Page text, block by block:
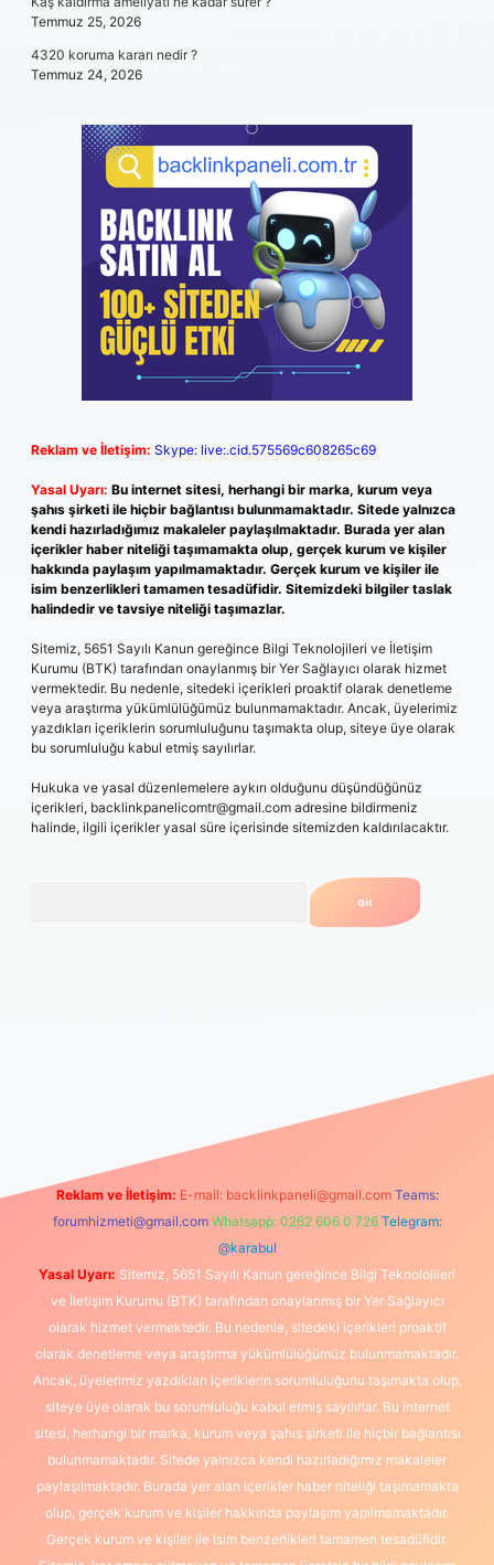
Temmuz 25, 2026
4320 koruma kararı nedir ?
Temmuz 24, 2026
Reklam ve İletişim: Skype: live:.cid.575569c608265c69
Yasal Uyarı: Bu internet sitesi, herhangi bir marka, kurum veya
şahıs şirketi ile hiçbir bağlantısı bulunmamaktadır. Sitede yalnızca
kendi hazırladığımız makaleler paylaşılmaktadır. Burada yer alan
içerikler haber niteliği taşımamakta olup, gerçek kurum ve kişiler
hakkında paylaşım yapılmamaktadır. Gerçek kurum ve kişiler ile
isim benzerlikleri tamamen tesadüfidir. Sitemizdeki bilgiler taslak
halindedir ve tavsiye niteliği taşımazlar.
Sitemiz, 5651 Sayılı Kanun gereğince Bilgi Teknolojileri ve İletişim
Kurumu (BTK) tarafından onaylanmış bir Yer Sağlayıcı olarak hizmet
vermektedir. Bu nedenle, sitedeki içerikleri proaktif olarak denetleme
veya araştırma yükümlülüğümüz bulunmamaktadır. Ancak, üyelerimiz
yazdıkları içeriklerin sorumluluğunu taşımakta olup, siteye üye olarak
bu sorumluluğu kabul etmiş sayılırlar.
Hukuka ve yasal düzenlemelere aykırı olduğunu düşündüğünüz
içerikleri, backlinkpanelicomtr@gmail.com adresine bildirmeniz
halinde, ilgili içerikler yasal süre içerisinde sitemizden kaldırılacaktır.
Reklam ve İletişim: E-mail: backlinkpaneli@gmail.com Teams:
forumhizmeti@gmail.com Whatsapp: 0262 606 0 726 Telegram:
@karabul
Yasal Uyarı: Sitemiz, 5651 Sayılı Kanun gereğince Bilgi Teknolojileri
ve İletişim Kurumu (BTK) tarafından onaylanmış bir Yer Sağlayıcı
olarak hizmet vermektedir. Bu nedenle, sitedeki içerikleri proaktif
olarak denetleme veya araştırma yükümlülüğümüz bulunmamaktadır.
Ancak, üyelerimiz yazdıkları içeriklerin sorumluluğunu taşımakta olup,
siteye üye olarak bu sorumluluğu kabul etmiş sayılırlar. Bu internet
sitesi, herhangi bir marka, kurum veya şahıs şirketi ile hiçbir bağlantısı
bulunmamaktadır. Sitede yalnızca kendi hazırladığımız makaleler
paylaşılmaktadır. Burada yer alan içerikler haber niteliği taşımamakta
olup, gerçek kurum ve kişiler hakkında paylaşım yapılmamaktadır.
Gerçek kurum ve kişiler ile isim benzerlikleri tamamen tesadüfidir.